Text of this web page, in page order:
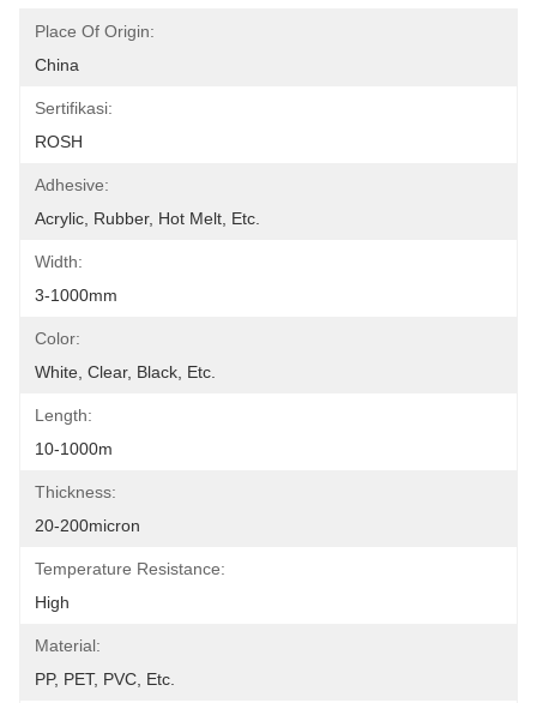
Place Of Origin:
China
Sertifikasi:
ROSH
Adhesive:
Acrylic, Rubber, Hot Melt, Etc.
Width:
3-1000mm
Color:
White, Clear, Black, Etc.
Length:
10-1000m
Thickness:
20-200micron
Temperature Resistance:
High
Material:
PP, PET, PVC, Etc.